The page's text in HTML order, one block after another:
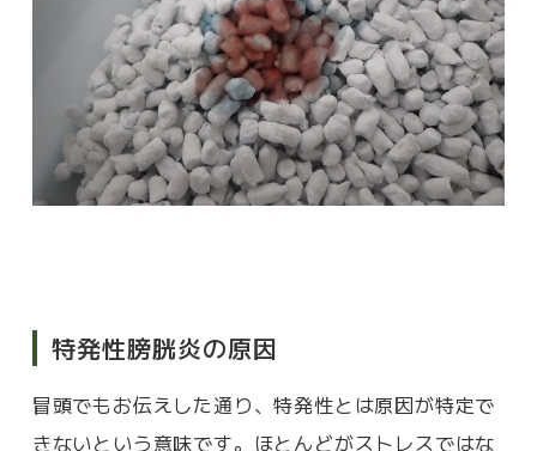
特発性膀胱炎の原因
冒頭でもお伝えした通り、特発性とは原因が特定で
きないという意味です。ほとんどがストレスではな